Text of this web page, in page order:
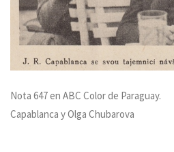
Nota 647 en ABC Color de Paraguay.
Capablanca y Olga Chubarova